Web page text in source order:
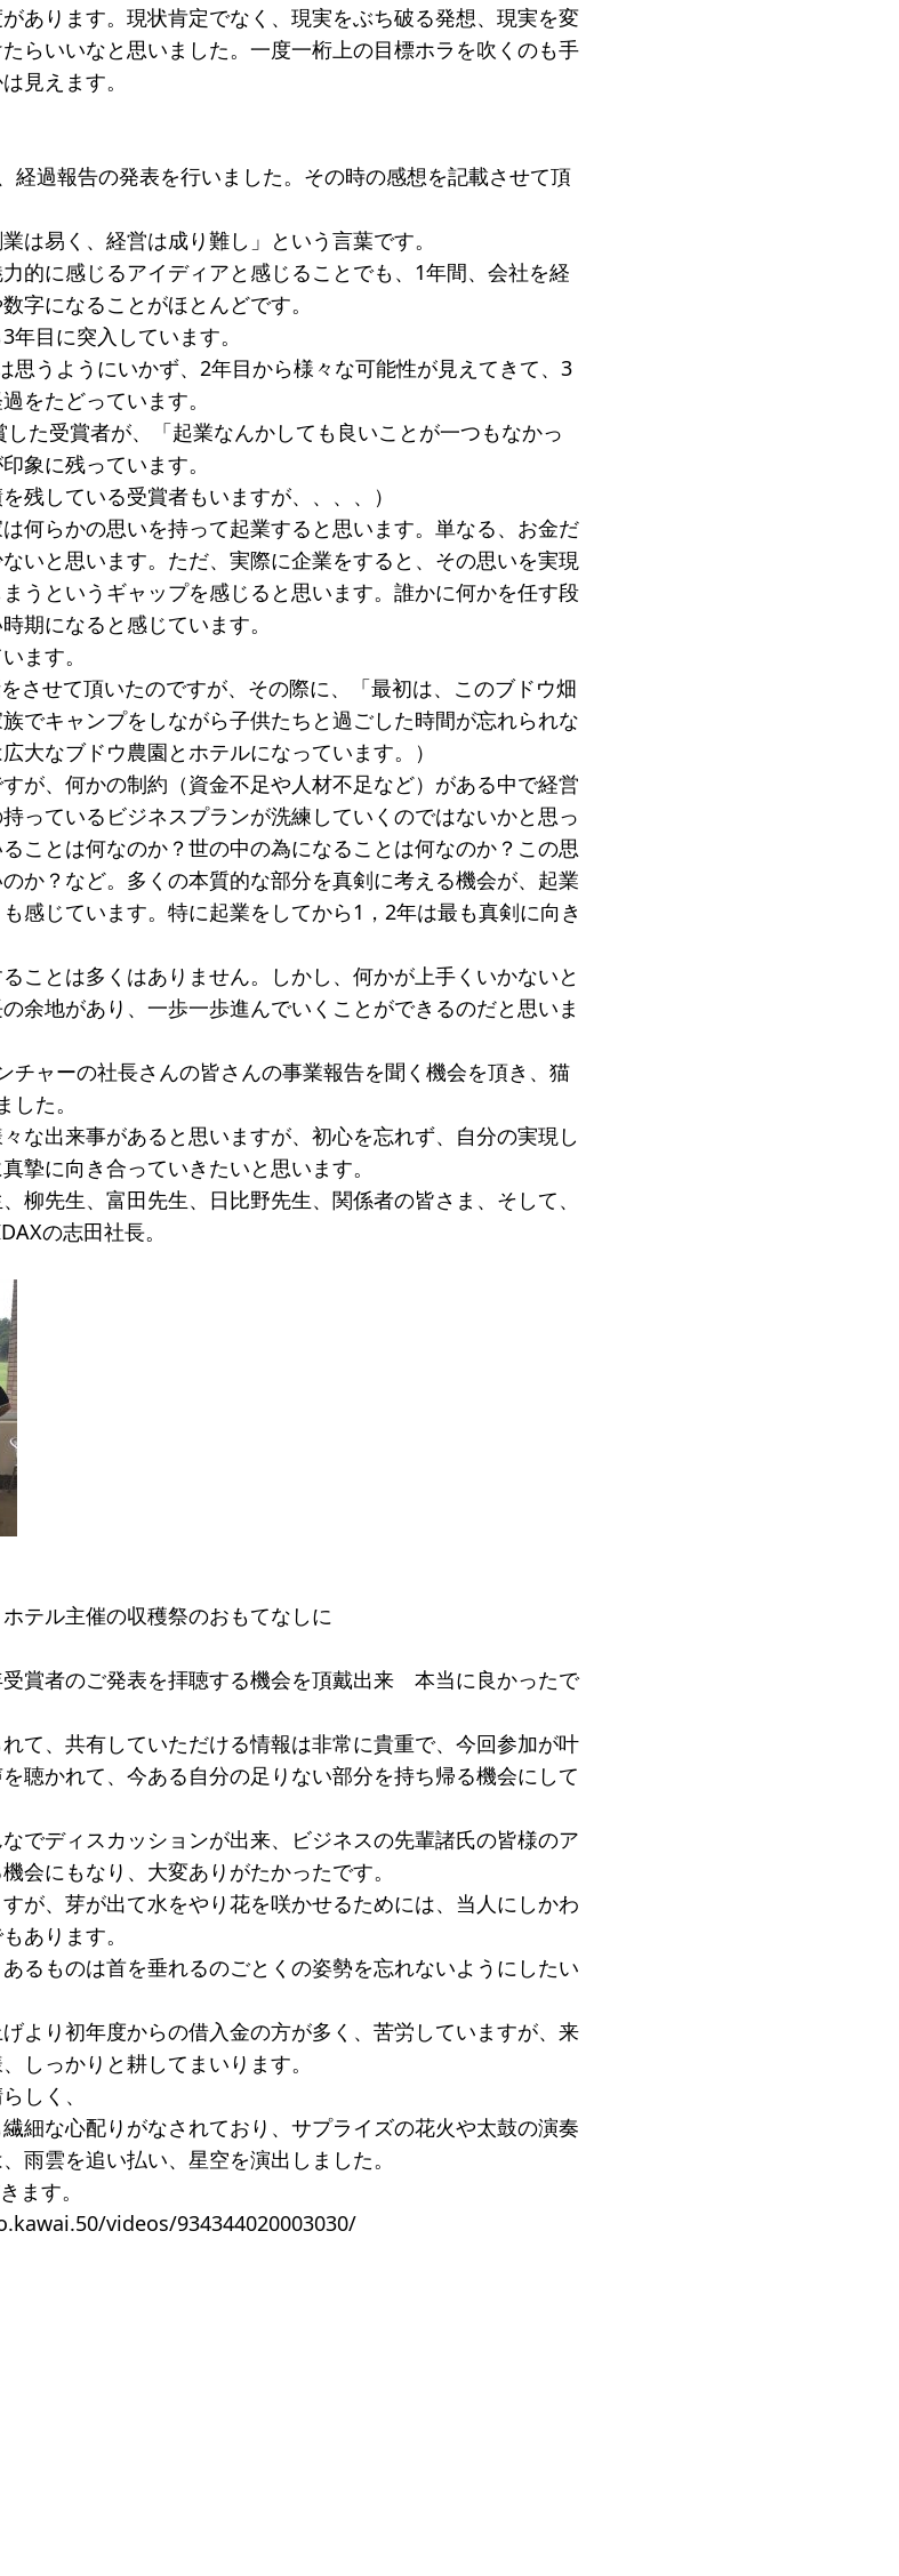
あります。現状肯定でなく、現実をぶち破る発想、現実を変
らいいなと思いました。一度一桁上の目標ホラを吹くのも手
見えます。
経過報告の発表を行いました。その時の感想を記載させて頂
は易く、経営は成り難し」という言葉です。
的に感じるアイディアと感じることでも、1年間、会社を経
字になることがほとんどです。
目に突入しています。
思うようにいかず、2年目から様々な可能性が見えてきて、3
をたどっています。
た受賞者が、「起業なんかしても良いことが一つもなかっ
象に残っています。
残している受賞者もいますが、、、、）
何らかの思いを持って起業すると思います。単なる、お金だ
いと思います。ただ、実際に企業をすると、その思いを実現
うというギャップを感じると思います。誰かに何かを任す段
期になると感じています。
ます。
させて頂いたのですが、その際に、「最初は、このブドウ畑
でキャンプをしながら子供たちと過ごした時間が忘れられな
大なブドウ農園とホテルになっています。）
が、何かの制約（資金不足や人材不足など）がある中で経営
っているビジネスプランが洗練していくのではないかと思っ
ことは何なのか？世の中の為になることは何なのか？この思
か？など。多くの本質的な部分を真剣に考える機会が、起業
感じています。特に起業をしてから1，2年は最も真剣に向き
ことは多くはありません。しかし、何かが上手くいかないと
余地があり、一歩一歩進んでいくことができるのだと思いま
チャーの社長さんの皆さんの事業報告を聞く機会を頂き、猫
た。
な出来事があると思いますが、初心を忘れず、自分の実現し
摯に向き合っていきたいと思います。
柳先生、富田先生、日比野先生、関係者の皆さま、そして、
の志田社長。
テル主催の収穫祭のおもてなしに
賞者のご発表を拝聴する機会を頂戴出来 本当に良かったで
て、共有していただける情報は非常に貴重で、今回参加が叶
聴かれて、今ある自分の足りない部分を持ち帰る機会にして
でディスカッションが出来、ビジネスの先輩諸氏の皆様のア
会にもなり、大変ありがたかったです。
が、芽が出て水をやり花を咲かせるためには、当人にしかわ
あります。
るものは首を垂れるのごとくの姿勢を忘れないようにしたい
より初年度からの借入金の方が多く、苦労していますが、来
しっかりと耕してまいります。
しく、
細な心配りがなされており、サプライズの花火や太鼓の演奏
雨雲を追い払い、星空を演出しました。
ます。
videos/934344020003030/